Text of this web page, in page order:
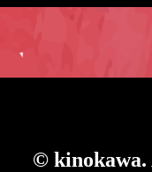
© kinokawa.